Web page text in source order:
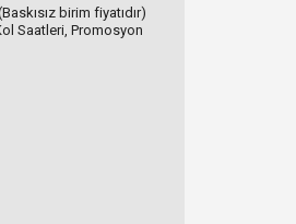
birim fiyatıdır)
Saatleri, Promosyon